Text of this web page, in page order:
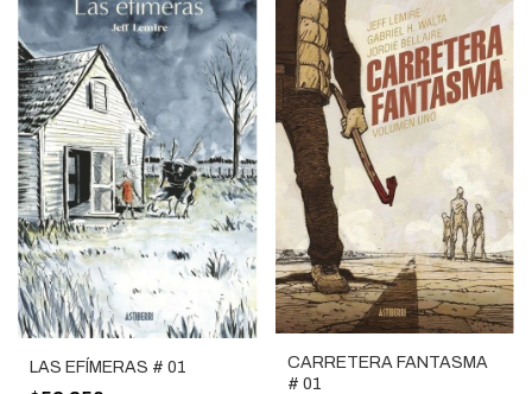
LAS EFÍMERAS # 01
CARRETERA FANTASMA
# 01